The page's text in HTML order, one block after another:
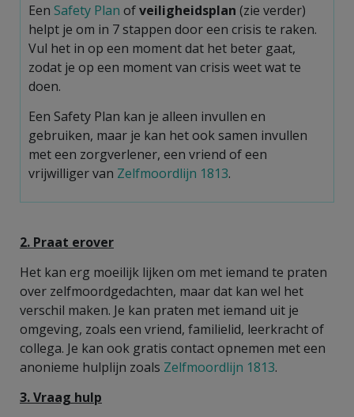
Een Safety Plan ofveiligheidsplan (zie verder)
helpt je om in 7 stappen door een crisis te raken.
Vul het in op een moment dat het beter gaat,
zodat je op een moment van crisis weet wat te
doen.
Een Safety Plan kan je alleen invullen en
gebruiken, maar je kan het ook samen invullen
met een zorgverlener, een vriend of een
vrijwilliger van Zelfmoordlijn 1813.
2. Praat erover
Het kan erg moeilijk lijken om met iemand te praten
over zelfmoordgedachten, maar dat kan wel het
verschil maken. Je kan praten met iemand uit je
omgeving, zoals een vriend, familielid, leerkracht of
collega. Je kan ook gratis contact opnemen met een
anonieme hulplijn zoals Zelfmoordlijn 1813.
3.Vraag hulp